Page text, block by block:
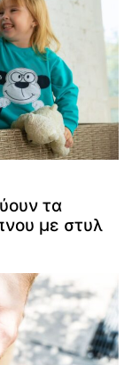
τα
με στυλ